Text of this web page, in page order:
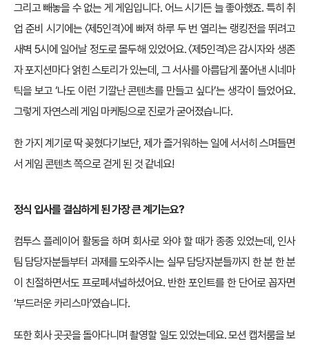
그리고 빼놓을 수 없는 게 게임입니다. 어느 시기든 늘 좋아했죠. 특히 취
업 준비 시기에는 〈제5인격〉에 빠져 하루 두 번 열리는 랭킹전을 뛰려고
새벽 5시에 일어날 정도로 몰두해 있었어요. 〈제5인격〉은 감시자와 생존
자 포지션마다 얽힌 스토리가 있는데, 그 서사를 아름답게 풀어낸 시네마
틱을 보고 ‘나도 이런 기깔난 콘텐츠를 만들고 싶다’는 생각이 들었어요.
그렇게 자연스레 게임 마케팅으로 진로가 굳어졌습니다.
한 가지 계기로 딱 꽂혔다기보단, 제가 즐거워하는 일에 서서히 스며들면
서 게임 콘텐츠 쪽으로 걷게 된 것 같네요!
정식 입사를 결심하게 된 가장 큰 계기는요?
컴투스 플레이어 활동을 하며 회사로 와야 할 때가 종종 있었는데, 인사
팀 담당자분들부터 과제를 도와주시는 실무 담당자분들까지 한 분 한 분
이 친절하면서도 프로페셔널하셨어요. 반한 포인트를 한 단어로 꼽자면
‘부드러운 카리스마’였습니다.
또한 회사 곳곳을 돌아다니며 촬영할 일도 있었는데요. 모션 캡처룸을 보